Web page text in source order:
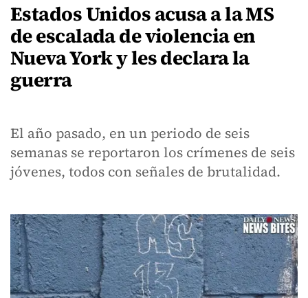
Estados Unidos acusa a la MS
de escalada de violencia en
Nueva York y les declara la
guerra
El año pasado, en un periodo de seis
semanas se reportaron los crímenes de seis
jóvenes, todos con señales de brutalidad.